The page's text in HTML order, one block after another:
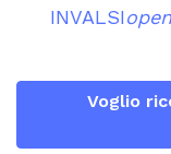
INVALSIopen
Voglio